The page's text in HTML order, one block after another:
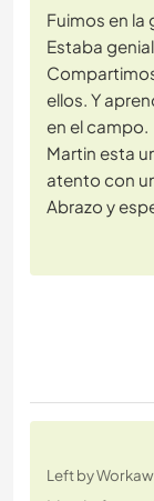
Fuimos en la
Estaba
ellos. Y
en el campo.
Martin esta
atento con
Abrazo y
Left by